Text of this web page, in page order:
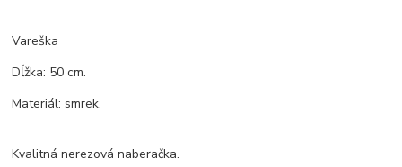
Vareška
Dĺžka: 50 cm.
Materiál: smrek.
Kvalitná nerezová naberačka.